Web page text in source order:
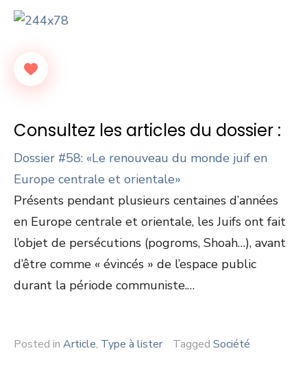
Consultez les articles du dossier :
Dossier #58: «Le renouveau du monde juif en
Europe centrale et orientale»
Présents pendant plusieurs centaines d’années
en Europe centrale et orientale, les Juifs ont fait
l’objet de persécutions (pogroms, Shoah…), avant
d’être comme « évincés » de l’espace public
durant la période communiste.…
Posted in Article, Type à lister Tagged Société